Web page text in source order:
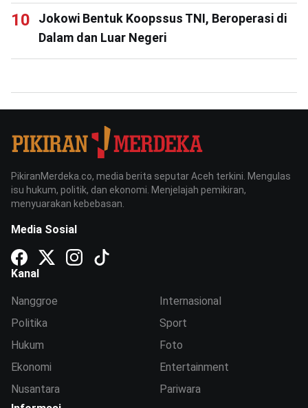
Jokowi Bentuk Koopssus TNI, Beroperasi di
Dalam dan Luar Negeri
PikiranMerdeka.co, media berita seputar Aceh terkini. Mengulas
isu hukum, politik, dan ekonomi. Menjelajah pemikiran,
menyuarakan kebebasan.
Media Sosial
Kanal
Nanggroe
Politika
Hukum
Ekonomi
Nusantara
Internasional
Sport
Foto
Entertainment
Pariwara